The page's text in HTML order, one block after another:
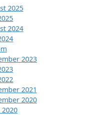
2025
2024
2023
2021
2020